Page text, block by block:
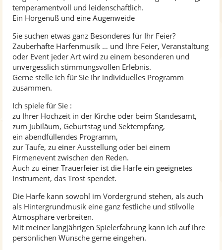
temperamentvoll und leidenschaftlich.
Ein Hörgenuß und eine Augenweide
Sie suchen etwas ganz Besonderes für Ihr Feier?
Zauberhafte Harfenmusik … und Ihre Feier, Veranstaltung
oder Event jeder Art wird zu einem besonderen und
unvergesslich stimmungsvollen Erlebnis.
Gerne stelle ich für Sie Ihr individuelles Programm
zusammen.
Ich spiele für Sie :
zu Ihrer Hochzeit in der Kirche oder beim Standesamt,
zum Jubiläum, Geburtstag und Sektempfang,
ein abendfüllendes Programm,
zur Taufe, zu einer Ausstellung oder bei einem
Firmenevent zwischen den Reden.
Auch zu einer Trauerfeier ist die Harfe ein geeignetes
Instrument, das Trost spendet.
Die Harfe kann sowohl im Vordergrund stehen, als auch
als Hintergrundmusik eine ganz festliche und stilvolle
Atmosphäre verbreiten.
Mit meiner langjährigen Spielerfahrung kann ich auf ihre
persönlichen Wünsche gerne eingehen.